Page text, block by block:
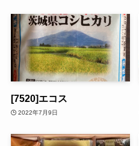
[7520]エコス
2022年7月9日